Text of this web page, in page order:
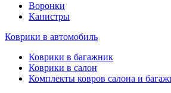
Воронки
Канистры
Коврики в автомобиль
Коврики в багажник
Коврики в салон
Комплекты ковров салона и